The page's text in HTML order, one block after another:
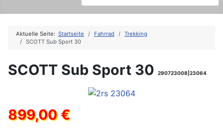
Aktuelle Seite: Startseite Fahrrad
Trekking
SCOTT Sub Sport 30
SCOTT Sub Sport 30 290723008|23064
899,00 €